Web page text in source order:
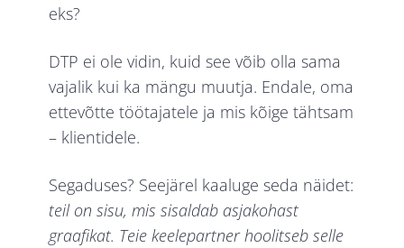
eks?
DTP ei ole vidin, kuid see võib olla sama
vajalik kui ka mängu muutja. Endale, oma
ettevõtte töötajatele ja mis kõige tähtsam
– klientidele.
Segaduses? Seejärel kaaluge seda näidet:
teil on sisu, mis sisaldab asjakohast
graafikat. Teie keelepartner hoolitseb selle